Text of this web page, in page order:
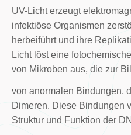
UV-Licht erzeugt
infektiöse Organismen
herbeiführt und ihre
Licht löst eine
von Mikroben aus, die zur
von anormalen Bindungen,
Dimeren. Diese Bindungen
Struktur und Funktion der